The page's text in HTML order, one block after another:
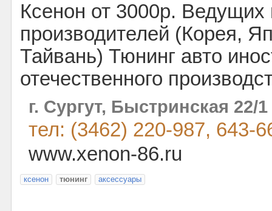
Ксенон от 3000р.
производителей (Корея,
Тайвань) Тюнинг авто
отечественного
г. Сургут, Быстринская
тел: (3462) 220-987, 643-
www.xenon-86.ru
ксенон тюнинг аксессуары